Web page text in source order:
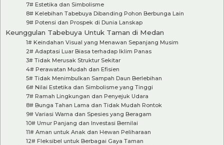
7# Estetika dan Simbolisme
8# Kelebihan Tabebuya Dibanding Pohon Berbunga Lain
9# Potensi dan Prospek di Dunia Lanskap
Keunggulan Tabebuya Untuk Taman di Medan
1# Keindahan Visual yang Menawan Sepanjang Musim
2# Adaptasi Luar Biasa terhadap Iklim Panas
3# Tidak Merusak Struktur Sekitar
4# Perawatan Mudah dan Efisien
5# Tidak Menimbulkan Sampah Daun Berlebihan
6# Nilai Estetika dan Simbolisme yang Tinggi
7# Ramah Lingkungan dan Penyejuk Udara
8# Bunga Tahan Lama dan Tidak Mudah Rontok
9# Variasi Warna dan Spesies yang Beragam
10# Umur Panjang dan Investasi Bernilai
11# Aman untuk Anak dan Hewan Peliharaan
12# Fleksibel untuk Berbagai Gaya Taman